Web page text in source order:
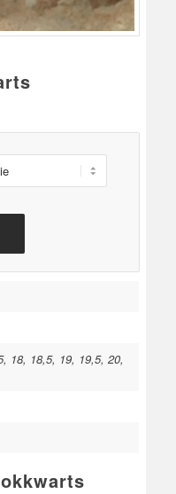
18, 18,5, 19, 19,5, 20,